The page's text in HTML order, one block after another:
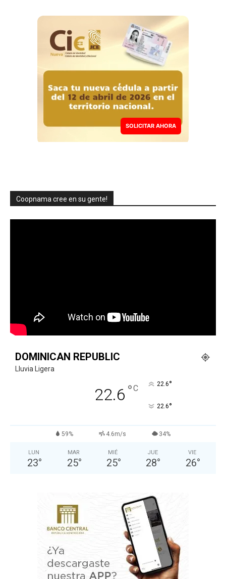
SOLICITAR AHORA
Coopnama cree en su gente!
DOMINICAN REPUBLIC
Lluvia Ligera
22.6 °C 22.6°
22.6°
59% 4.6m/s 34%
LUN
23°
MAR
25°
MIÉ
25°
JUE
28°
VIE
26°